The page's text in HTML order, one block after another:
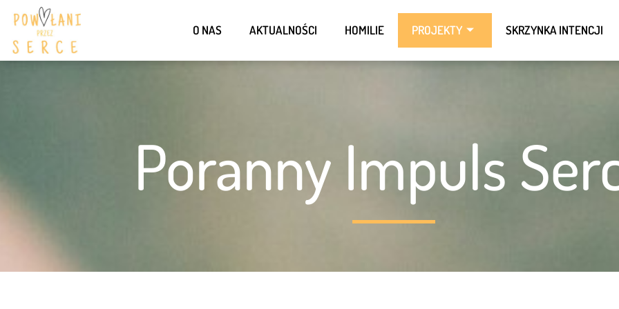
O NAS AKTUALNOŚCI HOMILIE PROJEKTY SKRZYNKA INTENCJI
Poranny Impuls